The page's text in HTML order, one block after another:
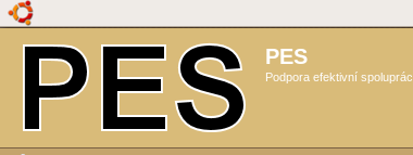
PES
Podpora efektivní